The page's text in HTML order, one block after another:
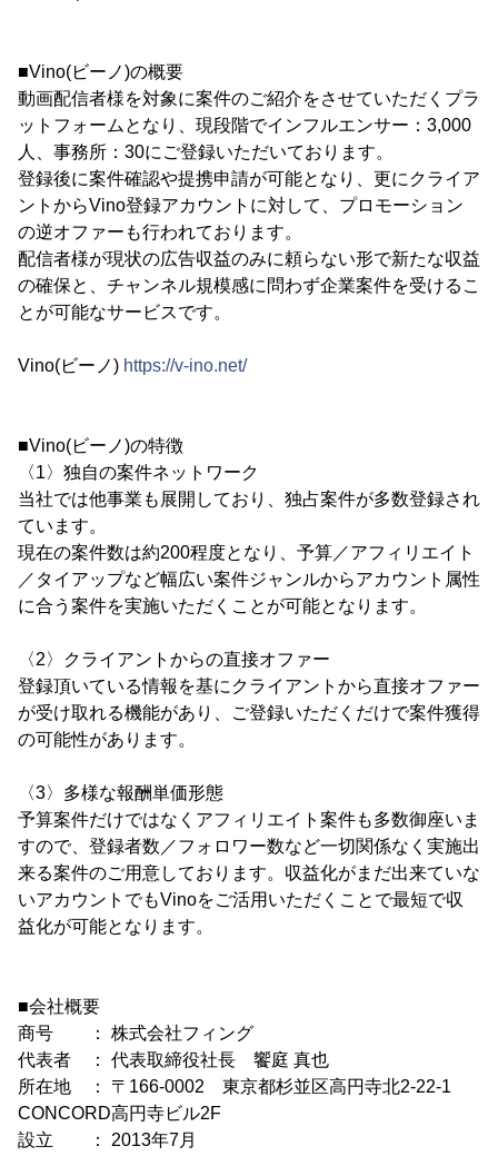
■Vino(ビーノ)の概要
動画配信者様を対象に案件のご紹介をさせていただくプラ
ットフォームとなり、現段階でインフルエンサー：3,000
人、事務所：30にご登録いただいております。
登録後に案件確認や提携申請が可能となり、更にクライア
ントからVino登録アカウントに対して、プロモーション
の逆オファーも行われております。
配信者様が現状の広告収益のみに頼らない形で新たな収益
の確保と、チャンネル規模感に問わず企業案件を受けるこ
とが可能なサービスです。
Vino(ビーノ) https://v-ino.net/
■Vino(ビーノ)の特徴
〈1〉独自の案件ネットワーク
当社では他事業も展開しており、独占案件が多数登録され
ています。
現在の案件数は約200程度となり、予算／アフィリエイト
／タイアップなど幅広い案件ジャンルからアカウント属性
に合う案件を実施いただくことが可能となります。
〈2〉クライアントからの直接オファー
登録頂いている情報を基にクライアントから直接オファー
が受け取れる機能があり、ご登録いただくだけで案件獲得
の可能性があります。
〈3〉多様な報酬単価形態
予算案件だけではなくアフィリエイト案件も多数御座いま
すので、登録者数／フォロワー数など一切関係なく実施出
来る案件のご用意しております。収益化がまだ出来ていな
いアカウントでもVinoをご活用いただくことで最短で収
益化が可能となります。
■会社概要
商号 ： 株式会社フィング
代表者 ： 代表取締役社長 饗庭 真也
所在地 ： 〒166-0002 東京都杉並区高円寺北2-22-1
CONCORD高円寺ビル2F
設立 ： 2013年7月